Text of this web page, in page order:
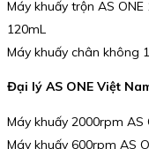
Máy khuấy trộn AS
120mL
Máy khuấy chân không
Đại lý AS ONE Việt
Máy khuấy 2000rpm
Máy khuấy 600rpm AS